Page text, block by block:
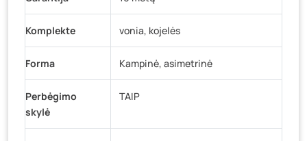
Komplekte vonia, kojelės
Forma Kampinė, asimetrinė
Perbėgimo
skylė
TAIP